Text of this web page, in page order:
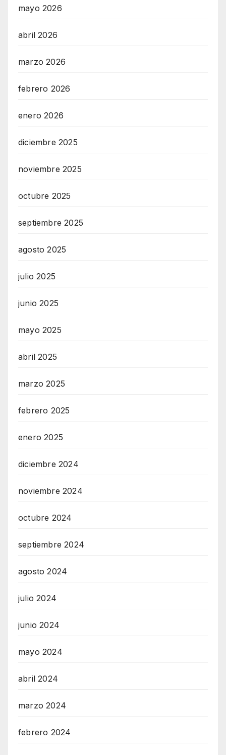
mayo 2026
abril 2026
marzo 2026
febrero 2026
enero 2026
diciembre 2025
noviembre 2025
octubre 2025
septiembre 2025
agosto 2025
julio 2025
junio 2025
mayo 2025
abril 2025
marzo 2025
febrero 2025
enero 2025
diciembre 2024
noviembre 2024
octubre 2024
septiembre 2024
agosto 2024
julio 2024
junio 2024
mayo 2024
abril 2024
marzo 2024
febrero 2024